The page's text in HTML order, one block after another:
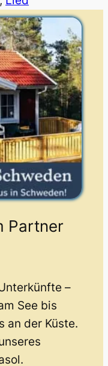
Partner
–
See bis
an der Küste.